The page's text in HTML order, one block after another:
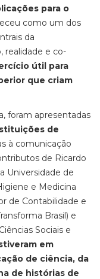
para o
como um dos
da
realidade e co-
útil para
que criam
foram apresentadas
de
à comunicação
de Ricardo
Universidade de
e Medicina
de Contabilidade e
Brasil) e
Sociais e
em
de ciência, da
de histórias de